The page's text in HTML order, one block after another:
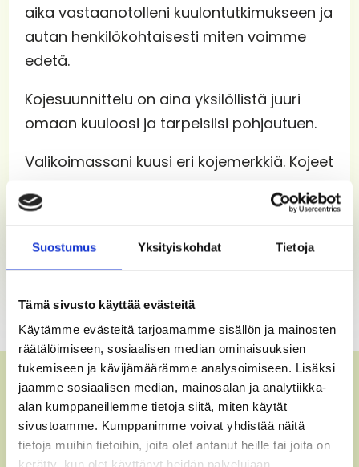
Suostumus Yksityiskohdat Tietoja
Tämä sivusto käyttää evästeitä
Käytämme evästeitä tarjoamamme sisällön ja mainosten
räätälöimiseen, sosiaalisen median ominaisuuksien
tukemiseen ja kävijämäärämme analysoimiseen. Lisäksi
jaamme sosiaalisen median, mainosalan ja analytiikka-
alan kumppaneillemme tietoja siitä, miten käytät
sivustoamme. Kumppanimme voivat yhdistää näitä
tietoja muihin tietoihin, joita olet antanut heille tai joita on
kerätty, kun olet käyttänyt heidän palvelujaan.
aika vastaanotolleni kuulontutkimukseen ja
autan henkilökohtaisesti miten voimme
edetä.
Kojesuunnittelu on aina yksilöllistä juuri
omaan kuuloosi ja tarpeisiisi pohjautuen.
Valikoimassani kuusi eri kojemerkkiä. Kojeet
hintahaitari. Tasaisesti alennus